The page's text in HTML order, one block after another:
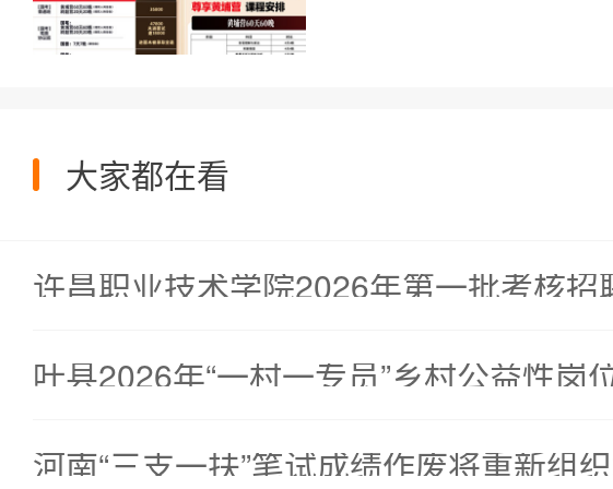
大家都在看
许昌职业技术学院2026年第一批考核
叶县2026年“一村一专员”乡村公益性岗
河南“三支一扶”笔试成绩作废将重新组